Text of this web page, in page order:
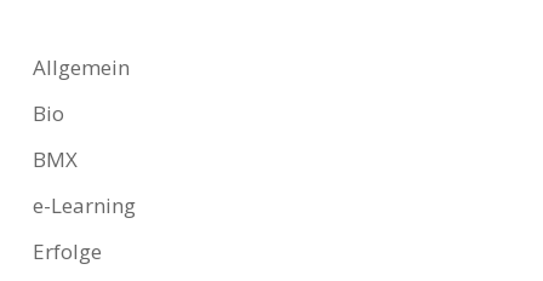
Allgemein
Bio
BMX
e-Learning
Erfolge